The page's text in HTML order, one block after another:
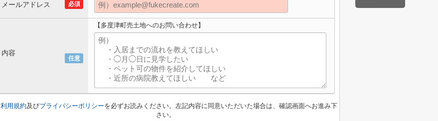
必須
メールアドレス
任意
内容
【多度津町売土地へのお問い合わせ】
利用規約及びプライバシーポリシーを必ずお読みください。左記内容に同意いただいた場合は、確認画面へお進み下
さい。